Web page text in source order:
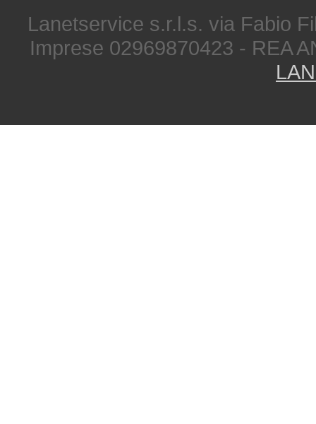
Lanetservice s.r.l.s. via Fabio
Imprese 02969870423 - REA